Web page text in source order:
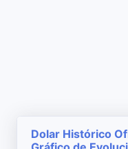
Dolar Histórico